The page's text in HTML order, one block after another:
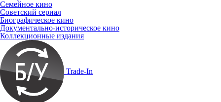
Семейное кино
Советский сериал
Биографическое кино
Документально-историческое кино
Коллекционные издания
Trade-In